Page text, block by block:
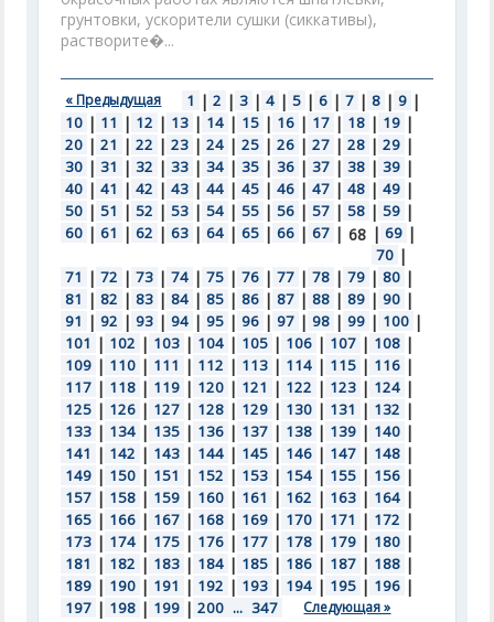
грунтовки, ускорители сушки (сиккативы),
растворите�...
« Предыдущая 1 | 2 | 3 | 4 | 5 | 6 | 7 | 8 | 9 |
10 | 11 | 12 | 13 | 14 | 15 | 16 | 17 | 18 | 19 |
20 | 21 | 22 | 23 | 24 | 25 | 26 | 27 | 28 | 29 |
30 | 31 | 32 | 33 | 34 | 35 | 36 | 37 | 38 | 39 |
40 | 41 | 42 | 43 | 44 | 45 | 46 | 47 | 48 | 49 |
50 | 51 | 52 | 53 | 54 | 55 | 56 | 57 | 58 | 59 |
60 | 61 | 62 | 63 | 64 | 65 | 66 | 67 | 68 | 69 |
70 |
71 | 72 | 73 | 74 | 75 | 76 | 77 | 78 | 79 | 80 |
81 | 82 | 83 | 84 | 85 | 86 | 87 | 88 | 89 | 90 |
91 | 92 | 93 | 94 | 95 | 96 | 97 | 98 | 99 | 100 |
101 | 102 | 103 | 104 | 105 | 106 | 107 | 108 |
109 | 110 | 111 | 112 | 113 | 114 | 115 | 116 |
117 | 118 | 119 | 120 | 121 | 122 | 123 | 124 |
125 | 126 | 127 | 128 | 129 | 130 | 131 | 132 |
133 | 134 | 135 | 136 | 137 | 138 | 139 | 140 |
141 | 142 | 143 | 144 | 145 | 146 | 147 | 148 |
149 | 150 | 151 | 152 | 153 | 154 | 155 | 156 |
157 | 158 | 159 | 160 | 161 | 162 | 163 | 164 |
165 | 166 | 167 | 168 | 169 | 170 | 171 | 172 |
173 | 174 | 175 | 176 | 177 | 178 | 179 | 180 |
181 | 182 | 183 | 184 | 185 | 186 | 187 | 188 |
189 | 190 | 191 | 192 | 193 | 194 | 195 | 196 |
197 | 198 | 199 | 200 ... 347 Следующая »